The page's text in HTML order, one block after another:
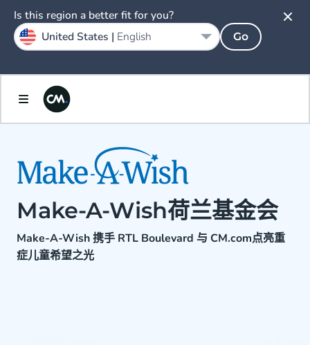
Make-A-Wish荷兰基金会
Make-A-Wish 携手 RTL Boulevard 与 CM.com点亮重
症儿童希望之光
Is this region a better fit for you?
United States | English Go